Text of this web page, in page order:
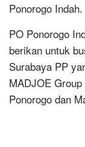
Ponorogo Indah.
PO Ponorogo
berikan untuk
Surabaya PP
MADJOE
Ponorogo dan